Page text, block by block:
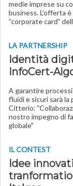
medie imprese su
business. L’offerta
“corporate card”
LA PARTNERSHIP
Identità
InfoCert-
A garantire
fluidi e sicuri sarà la
Citterio:
nostro impegno di
globale"
IL CONTEST
Idee